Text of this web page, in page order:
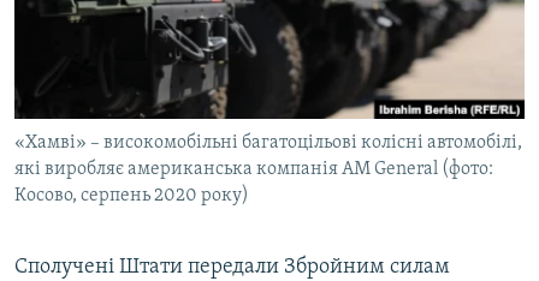
ВІДЕОУРОКИ «ELIFBE»
СВІДЧЕННЯ ОКУПАЦІЇ
УКРАЇНСЬКА ПРОБЛЕМА КРИМУ
ІНФОГРАФІКА
Qırımtatar
ДОЛУЧАЙСЯ!
Усі сайти RFE/RL
«Хамві» – високомобільні багатоцільові колісні автомобілі,
які виробляє американська компанія AM General (фото:
Косово, серпень 2020 року)
Сполучені Штати передали Збройним силам